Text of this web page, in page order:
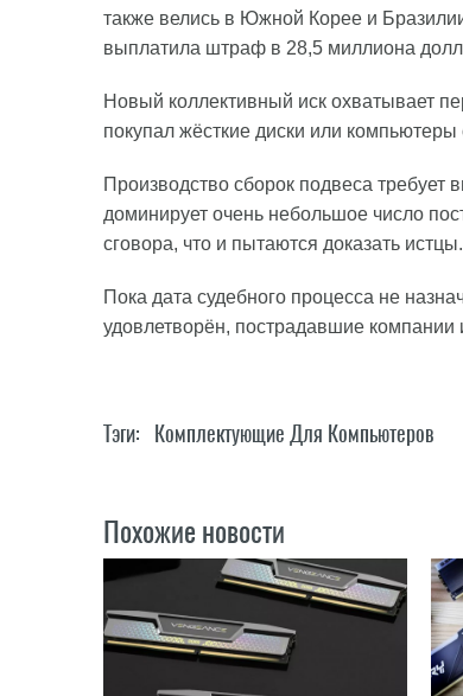
также велись в Южной Корее и
выплатила штраф в 28,5 миллиона
Новый коллективный иск охватывает
покупал жёсткие диски или
Производство сборок подвеса требует
доминирует очень небольшое число
сговора, что и пытаются доказать истцы.
Пока дата судебного процесса не
удовлетворён, пострадавшие компании
Тэги: Комплектующие Для Компьютеров
Похожие новости